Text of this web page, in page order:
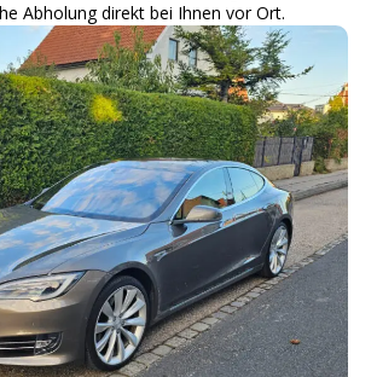
Abholung direkt bei Ihnen vor Ort.